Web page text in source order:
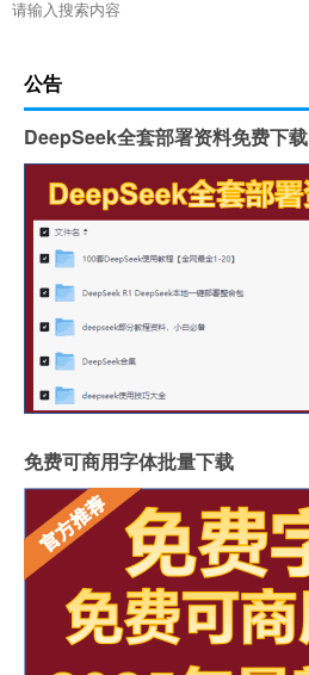
公告
DeepSeek全套部署资料免费下载
免费可商用字体批量下载